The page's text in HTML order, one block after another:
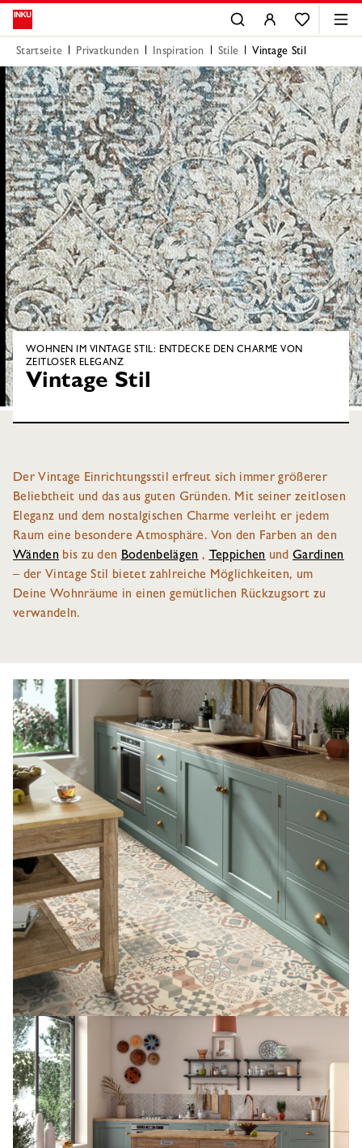
Startseite Privatkunden Inspiration Stile Vintage Stil
WOHNEN IM VINTAGE STIL: ENTDECKE DEN CHARME VON
ZEITLOSER ELEGANZ
Vintage Stil
Der Vintage Einrichtungsstil erfreut sich immer größerer
Beliebtheit und das aus guten Gründen. Mit seiner zeitlosen
Eleganz und dem nostalgischen Charme verleiht er jedem
Raum eine besondere Atmosphäre. Von den Farben an den
Wänden bis zu den Bodenbelägen , Teppichen undGardinen
– der Vintage Stil bietet zahlreiche Möglichkeiten, um
Deine Wohnräume in einen gemütlichen Rückzugsort zu
verwandeln.